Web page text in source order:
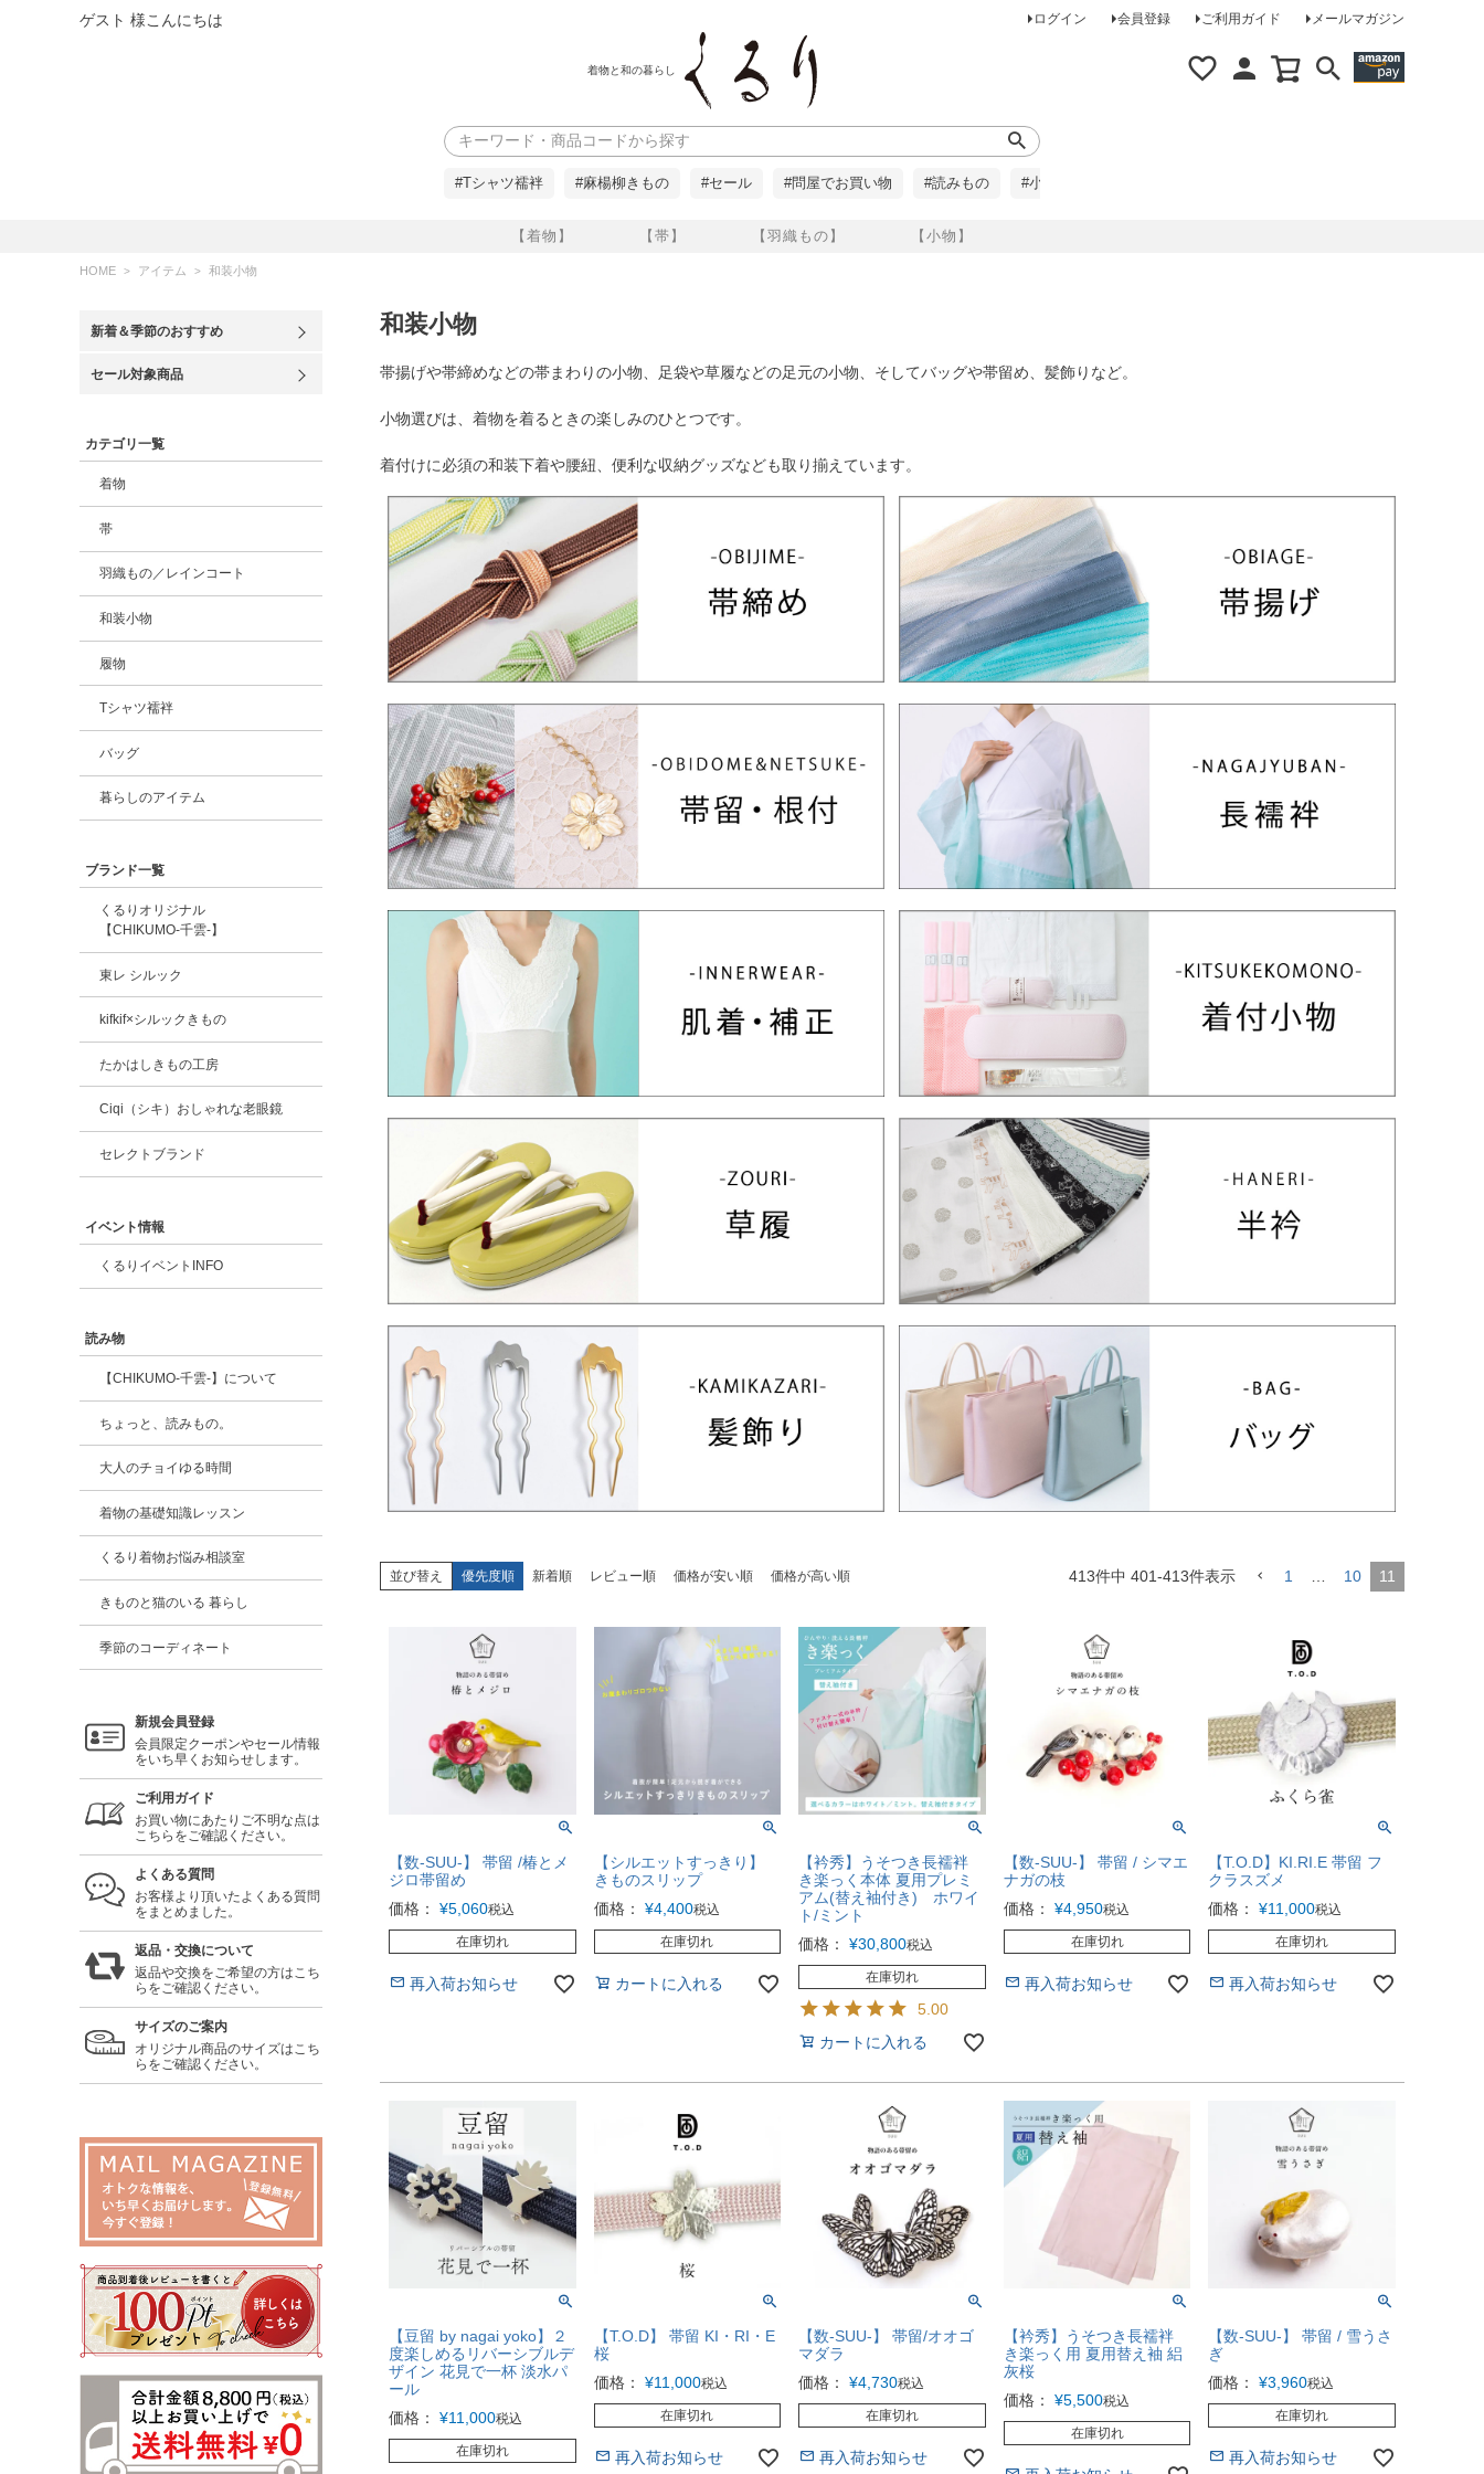
ゲスト 様こんにちは ログイン 会員登録 ご利用ガイド メールマガジン
着物と和の暮らし
【着物】 【帯】 【羽織もの】 【小物】
検索
#Tシャツ襦袢 #麻楊柳きもの #セール #問屋でお買い物 #読みもの #小柄な方に
HOME アイテム 和装小物
新着＆季節のおすすめ
セール対象商品
カテゴリ一覧
着物
帯
羽織もの／レインコート
和装小物
履物
Tシャツ襦袢
バッグ
暮らしのアイテム
ブランド一覧
くるりオリジナル
【CHIKUMO-千雲-】
東レ シルック
kifkif×シルックきもの
たかはしきもの工房
Ciqi（シキ）おしゃれな老眼鏡
セレクトブランド
イベント情報
くるりイベントINFO
読み物
【CHIKUMO-千雲-】について
ちょっと、読みもの。
大人のチョイゆる時間
着物の基礎知識レッスン
くるり着物お悩み相談室
きものと猫のいる 暮らし
季節のコーディネート
新規会員登録
会員限定クーポンやセール情報
をいち早くお知らせします。
ご利用ガイド
お買い物にあたりご不明な点は
こちらをご確認ください。
よくある質問
お客様より頂いたよくある質問
をまとめました。
返品・交換について
返品や交換をご希望の方はこち
らをご確認ください。
サイズのご案内
オリジナル商品のサイズはこち
らをご確認ください。
和装小物
帯揚げや帯締めなどの帯まわりの小物、足袋や草履などの足元の小物、そしてバッグや帯留め、髪飾りなど。
小物選びは、着物を着るときの楽しみのひとつです。
着付けに必須の和装下着や腰紐、便利な収納グッズなども取り揃えています。
並び替え 優先度順 新着順 レビュー順 価格が安い順 価格が高い順 413件中 401-413件表示 1 10 11
【数-SUU-】 帯留 /椿とメ
ジロ帯留め
価格：
¥5,060税込
在庫切れ
再入荷お知らせ
【シルエットすっきり】
きものスリップ
価格：
¥4,400税込
在庫切れ
カートに入れる
【衿秀】うそつき長襦袢
き楽っく本体 夏用プレミ
アム(替え袖付き) ホワイ
ト/ミント
価格：
¥30,800税込
在庫切れ
5.00
カートに入れる
【数-SUU-】 帯留 / シマエ
ナガの枝
価格：
¥4,950税込
在庫切れ
再入荷お知らせ
【T.O.D】KI.RI.E 帯留 フ
クラスズメ
価格：
¥11,000税込
在庫切れ
再入荷お知らせ
【豆留 by nagai yoko】２
度楽しめるリバーシブルデ
ザイン 花見で一杯 淡水パ
ール
価格：
¥11,000税込
在庫切れ
【T.O.D】 帯留 KI・RI・E
桜
価格：
¥11,000税込
在庫切れ
再入荷お知らせ
【数-SUU-】 帯留/オオゴ
マダラ
価格：
¥4,730税込
在庫切れ
再入荷お知らせ
【衿秀】うそつき長襦袢
き楽っく用 夏用替え袖 絽
灰桜
価格：
¥5,500税込
在庫切れ
【数-SUU-】 帯留 / 雪うさ
ぎ
価格：
¥3,960税込
在庫切れ
再入荷お知らせ